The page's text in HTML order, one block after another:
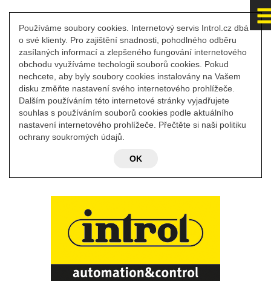
Používáme soubory cookies. Internetový servis Introl.cz dbá
o své klienty. Pro zajištění snadnosti, pohodlného odběru
zasílaných informací a zlepšeného fungování internetového
obchodu využíváme techologii souborů cookies. Pokud
nechcete, aby byly soubory cookies instalovány na Vašem
disku změňte nastavení svého internetového prohlížeče.
Dalším používáním této internetové stránky vyjadřujete
souhlas s používáním souborů cookies podle aktuálního
nastavení internetového prohlížeče. Přečtěte si naši politiku
ochrany soukromých údajů.
OK